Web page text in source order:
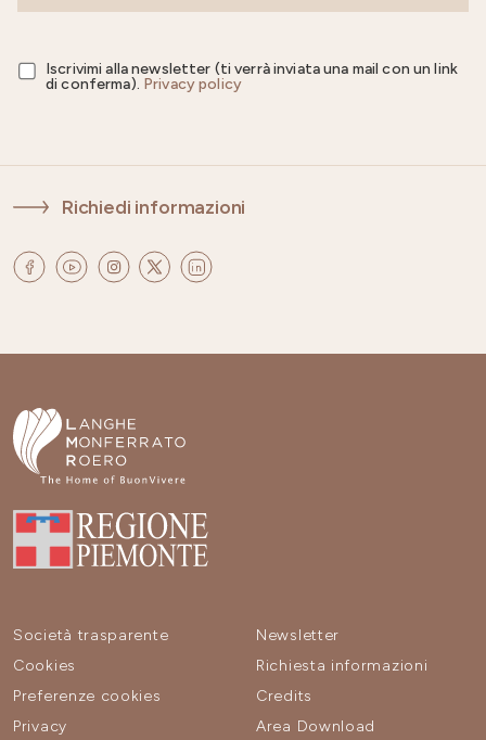
Iscrivimi alla newsletter (ti verrà inviata una mail con un link
di conferma). Privacy policy
Richiedi informazioni
Società trasparente
Cookies
Preferenze cookies
Privacy
Newsletter
Richiesta informazioni
Credits
Area Download